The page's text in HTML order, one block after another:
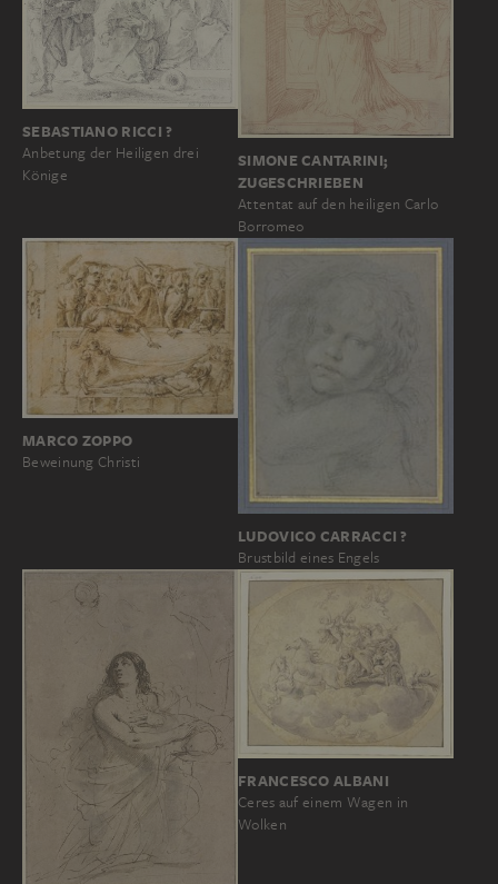
SEBASTIANO RICCI ?
Anbetung der Heiligen drei
Könige
SIMONE CANTARINI;
ZUGESCHRIEBEN
Attentat auf den heiligen Carlo
Borromeo
MARCO ZOPPO
Beweinung Christi
LUDOVICO CARRACCI ?
Brustbild eines Engels
FRANCESCO ALBANI
Ceres auf einem Wagen in
Wolken